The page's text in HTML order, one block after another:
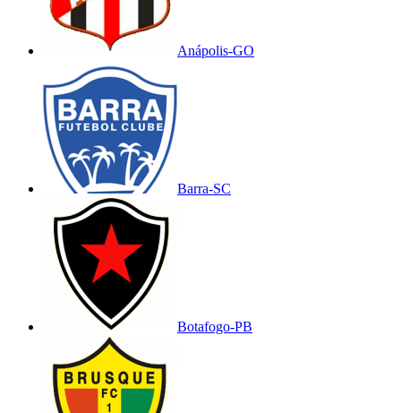
Anápolis-GO
Barra-SC
Botafogo-PB